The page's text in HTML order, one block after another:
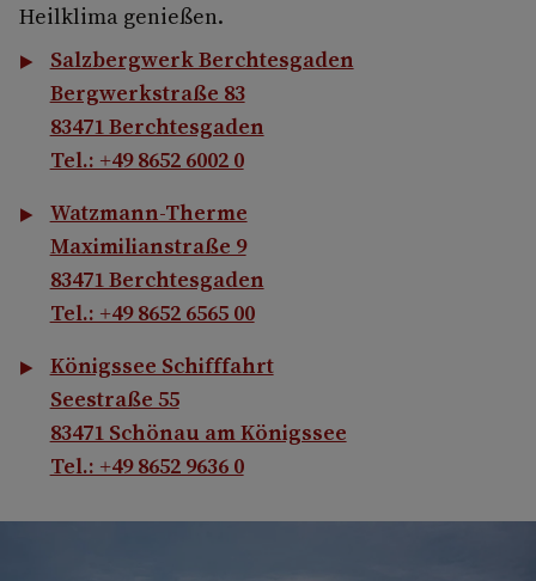
Heilklima genießen.
Salzbergwerk Berchtesgaden
Bergwerkstraße 83
83471 Berchtesgaden
Tel.: +49 8652 6002 0
Watzmann-Therme
Maximilianstraße 9
83471 Berchtesgaden
Tel.: +49 8652 6565 00
Königssee Schifffahrt
Seestraße 55
83471 Schönau am Königssee
Tel.: +49 8652 9636 0